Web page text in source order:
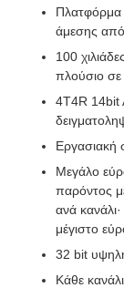
Πλατφόρμα
άμεσης
100
πλούσιο
4T4R 14bit
Εργασιακή
Μεγάλο
παρόντος
ανά
μέγιστο
32 bit
Κάθε